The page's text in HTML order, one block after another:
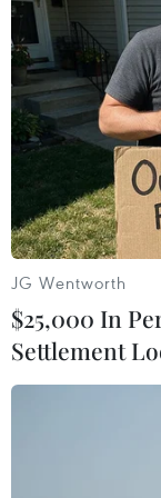
TIN LIÊN
JG Wentworth
$25,000 In
Settlement